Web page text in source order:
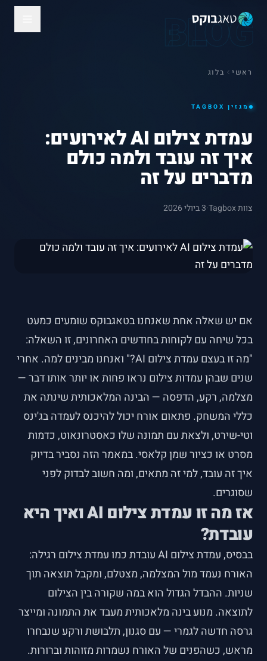
BLOG
ראשי בלוג
מגזין TAGBOX
עמדת צילום AI לאירועים:
איך זה עובד ולמה כולם
מדברים על זה
צוות Tagbox ·3 ביולי 2026
אם יש שאלה אחת שאנחנו בטאגבוקס שומעים כמעט
בכל שיחה עם לקוחות בחודשים האחרונים, זו השאלה:
"מה זו בעצם עמדת צילום AI?" ואנחנו מבינים למה. אחרי
שנים שבהן עמדות צילום נראו פחות או יותר אותו דבר —
מצלמה, רקע, הדפסה — הבינה המלאכותית שינתה את
כללי המשחק. פתאום אורח יכול להיכנס לעמדה בג'ינס
וטי-שירט, ולצאת עם תמונה שלו כאסטרונאוט, כדמות
מסרט או כציור שמן קלאסי. במאמר הזה נסביר בדיוק
איך זה עובד, למי זה מתאים, ומה חשוב לבדוק לפני
שסוגרים.
אז מה זו עמדת צילום AI ואיך היא
עובדת?
בבסיס,עמדת צילום AI
עובדת כמו עמדת צילום רגילה:
האורח נעמד מול המצלמה, מצטלם, ומקבל תוצאה תוך
שניות. ההבדל הגדול הוא במה שקורה בין הצילום
לתוצאה. מנוע בינה מלאכותית מעבד את התמונה ומייצר
גרסה חדשה לגמרי — עם סגנון, תלבושת ורקע שנבחרו
מראש, כשהפנים של האורח נשמרות מזוהות וברורות.